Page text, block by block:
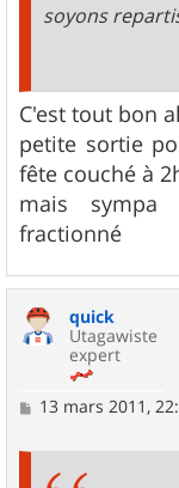
soyons
C'est tout bon
petite sortie
fête couché à
mais
fractionné
quick
Utagawiste
expert
M13 mars 2011,